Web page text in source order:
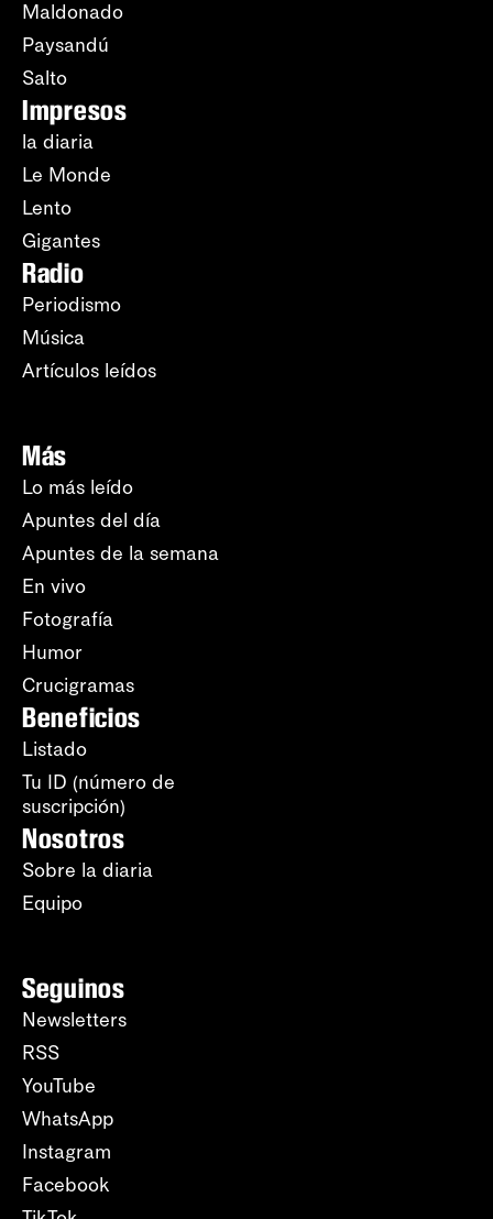
Maldonado
Paysandú
Salto
Impresos
la diaria
Le Monde
Lento
Gigantes
Radio
Periodismo
Música
Artículos leídos
Más
Lo más leído
Apuntes del día
Apuntes de la semana
En vivo
Fotografía
Humor
Crucigramas
Beneficios
Listado
Tu ID (número de
suscripción)
Nosotros
Sobre la diaria
Equipo
Seguinos
Newsletters
RSS
YouTube
WhatsApp
Instagram
Facebook